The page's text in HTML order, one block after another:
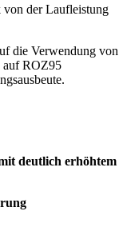
von der Laufleistung
die Verwendung von
auf ROZ95
deutlich erhöhtem